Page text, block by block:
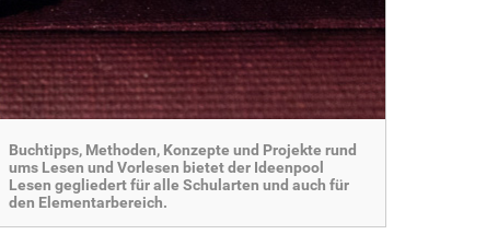
Buchtipps, Methoden, Konzepte und Projekte rund
ums Lesen und Vorlesen bietet der Ideenpool
Lesen gegliedert für alle Schularten und auch für
den Elementarbereich.